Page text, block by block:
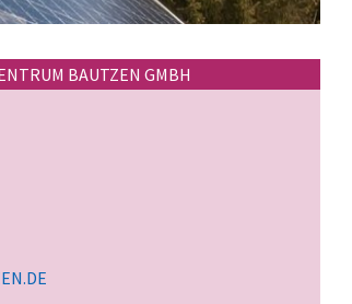
BAUTZEN GMBH